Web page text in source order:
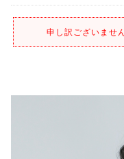
申し訳ございませ